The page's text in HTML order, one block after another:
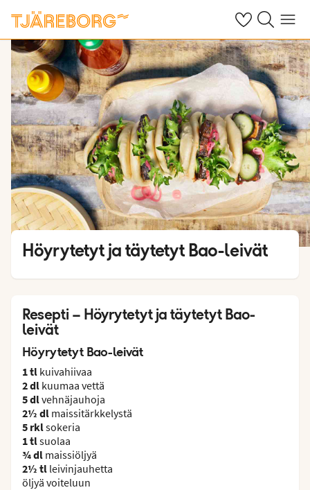
OmatHaku Valikko
Höyrytetyt ja täytetyt Bao-leivät
Resepti – Höyrytetyt ja täytetyt Bao-
leivät
Höyrytetyt Bao-leivät
1 tl kuivahiivaa
2 dl kuumaa vettä
5 dlvehnäjauhoja
2½ dl maissitärkkelystä
5 rklsokeria
1 tlsuolaa
¾ dl maissiöljyä
2½ tl leivinjauhetta
öljyä voiteluun